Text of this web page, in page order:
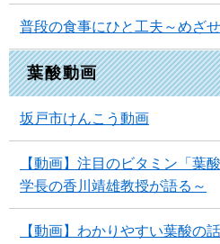
普段の食事にひと工夫～めざ
葉酸動画
坂戸市けんこう動画
【動画】注目のビタミン「葉
学長の香川靖雄教授が語る～
【動画】わかりやすい葉酸の話